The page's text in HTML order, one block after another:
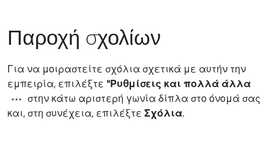
Παροχή σχολίων
Για να μοιραστείτε σχόλια σχετικά με αυτήν την
εμπειρία, επιλέξτε "Ρυθμίσεις και πολλά άλλα
στην κάτω αριστερή γωνία δίπλα στο όνομά σας
και, στη συνέχεια, επιλέξτε Σχόλια.